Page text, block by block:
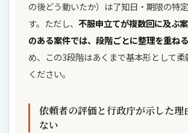
の後どう動いたか）は了知日・期限の特
す。ただし、不服申立てが複数回に及ぶ
のある案件では、段階ごとに整理を重ね
め、この3段階はあくまで基本形として柔
ください。
依頼者の評価と行政庁が示した理
ない